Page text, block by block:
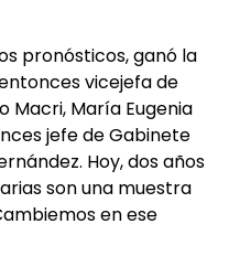
pronósticos, ganó la
vicejefa de
Macri, María Eugenia
jefe de Gabinete
Hoy, dos años
son una muestra
en ese